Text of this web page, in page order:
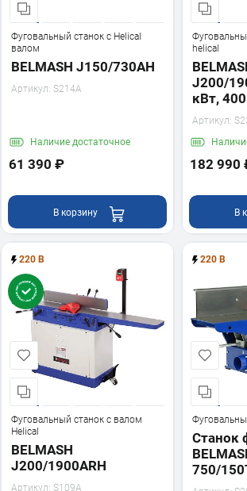
Фуговальный станок с Helical
валом
BELMASH J150/730AH
Артикул: S214A
Наличие достаточное
61 390 ₽
В корзину
helical
J200/
кВт,
Артикул:
182 990
В
220 В
Фуговальный станок с валом
Helical
BELMASH
J200/1900ARH
Артикул: S109A
220 В
Станок
750/